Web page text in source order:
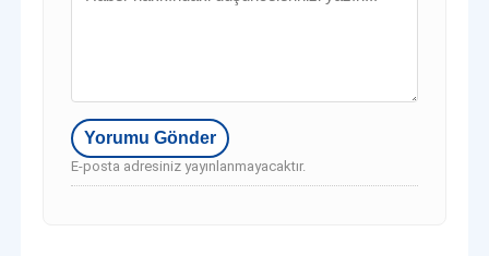
E-posta adresiniz yayınlanmayacaktır.